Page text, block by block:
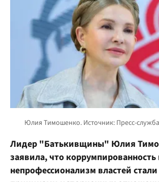
Лидер "Батькивщины" Юлия
заявила, что коррумпированность
непрофессионализм властей